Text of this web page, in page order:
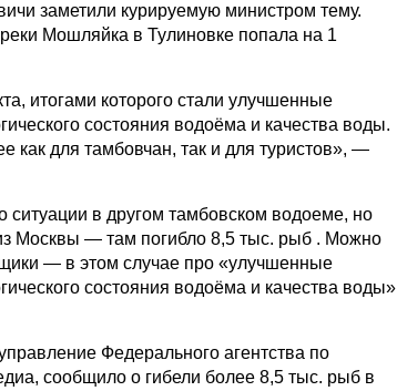
заметили курируемую министром тему.
Мошляйка в Тулиновке попала на 1
итогами которого стали улучшенные
состояния водоёма и качества воды.
как для тамбовчан, так и для туристов», —
ситуации в другом тамбовском водоеме, но
из Москвы — там погибло 8,5 тыс. рыб . Можно
— в этом случае про «улучшенные
состояния водоёма и качества воды»
Федерального агентства по
сообщило о гибели более 8,5 тыс. рыб в